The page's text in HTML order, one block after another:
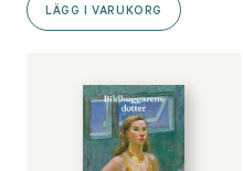
LÄGG I VARUKORG